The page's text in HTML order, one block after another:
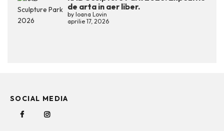
de arta in aer liber.
by Ioana Lovin
aprilie 17, 2026
SOCIAL MEDIA